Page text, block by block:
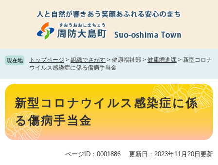
頭
で
飛
ば
て
現在地 トップページ > 組織でさがす > 健康福祉部 > 健康増進課 > 新型コロナ
ウイルス感染症に係る傷病手当金
本
新型コロナウイルス感染症に係
る傷病手当金
ページID：0001886 更新日：2023年11月20日更新